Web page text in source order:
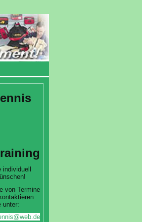
individuell
von Termine
unter: